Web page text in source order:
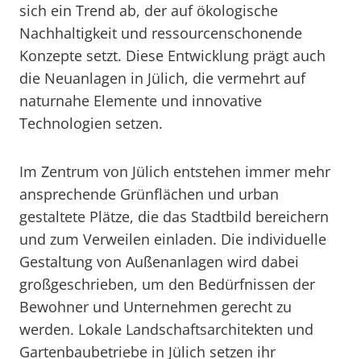
sich ein Trend ab, der auf ökologische
Nachhaltigkeit und ressourcenschonende
Konzepte setzt. Diese Entwicklung prägt auch
die Neuanlagen in Jülich, die vermehrt auf
naturnahe Elemente und innovative
Technologien setzen.
Im Zentrum von Jülich entstehen immer mehr
ansprechende Grünflächen und urban
gestaltete Plätze, die das Stadtbild bereichern
und zum Verweilen einladen. Die individuelle
Gestaltung von Außenanlagen wird dabei
großgeschrieben, um den Bedürfnissen der
Bewohner und Unternehmen gerecht zu
werden. Lokale Landschaftsarchitekten und
Gartenbaubetriebe in Jülich setzen ihr